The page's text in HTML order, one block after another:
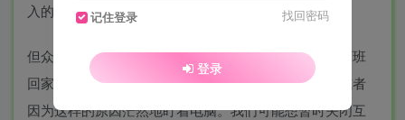
入的方法。
但众所周知，我们很难放弃对我们不利的事情，我们下班
回家后继续查看电子邮件，在社交网站上浪费时间，或者
因为这样的原因茫然地盯着电脑。我们可能想暂时关闭互
记住登录 找回密码
登录